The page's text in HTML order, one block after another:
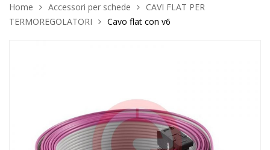
Home Accessori per schede
CAVI FLAT PER
TERMOREGOLATORI
Cavo flat con v6